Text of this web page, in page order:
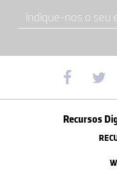
Recursos